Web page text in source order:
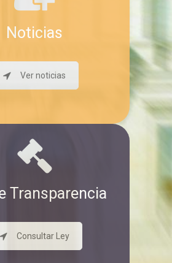
Noticias
Ver noticias
Transparencia
Consultar Ley